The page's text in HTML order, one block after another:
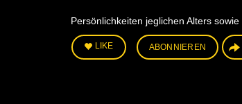
Persönlichkeiten jeglichen Alters
LIKE ABONNIEREN